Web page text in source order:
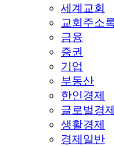
세계교회
교회주소
금융
증권
기업
부동산
한인경제
글로벌경제
생활경제
경제일반